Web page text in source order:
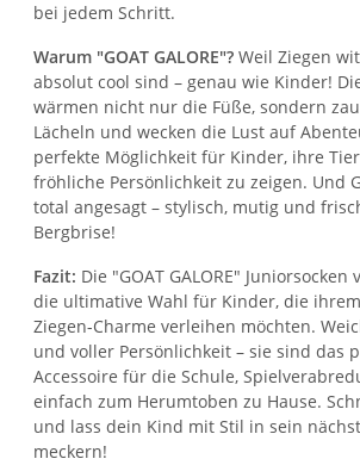
bei jedem Schritt.
Warum "GOAT GALORE"? Weil Ziegen
absolut cool sind – genau wie Kinder!
wärmen nicht nur die Füße, sondern
Lächeln und wecken die Lust auf
perfekte Möglichkeit für Kinder, ihre
fröhliche Persönlichkeit zu zeigen. Und
total angesagt – stylisch, mutig und
Bergbrise!
Fazit: Die "GOAT GALORE" Juniorsocken
die ultimative Wahl für Kinder, die
Ziegen-Charme verleihen möchten.
und voller Persönlichkeit – sie sind das
Accessoire für die Schule,
einfach zum Herumtoben zu Hause.
und lass dein Kind mit Stil in sein
meckern!